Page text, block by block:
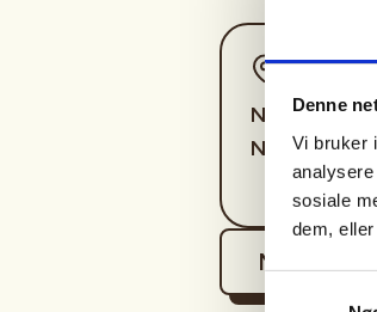
Denne
Vi bruker
sosiale
dem,
Sted
Namsos -
Mer